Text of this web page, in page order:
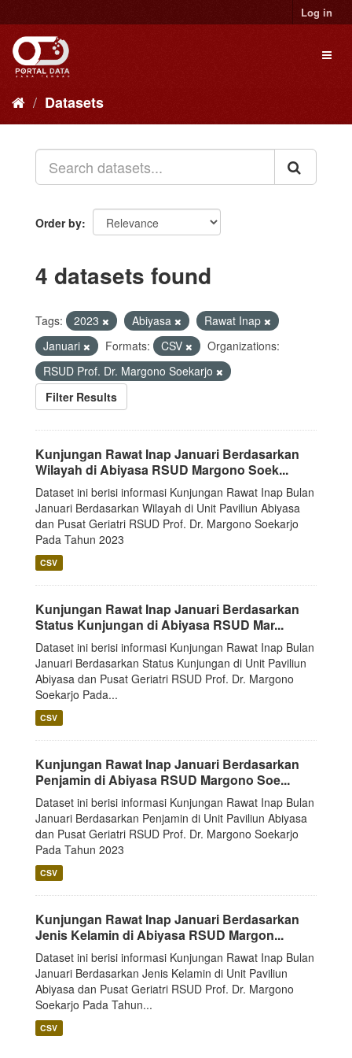
to
content
Log in
Datasets
Order by
4 datasets found
Tags: 2023 Abiyasa
Rawat Inap
Januari
Formats: CSV
Organizations:
RSUD Prof. Dr. Margono Soekarjo
Filter Results
Kunjungan Rawat Inap Januari Berdasarkan
Wilayah di Abiyasa RSUD Margono Soek...
Dataset ini berisi informasi Kunjungan Rawat Inap Bulan
Januari Berdasarkan Wilayah di Unit Paviliun Abiyasa
dan Pusat Geriatri RSUD Prof. Dr. Margono Soekarjo
Pada Tahun 2023
CSV
Kunjungan Rawat Inap Januari Berdasarkan
Status Kunjungan di Abiyasa RSUD Mar...
Dataset ini berisi informasi Kunjungan Rawat Inap Bulan
Januari Berdasarkan Status Kunjungan di Unit Paviliun
Abiyasa dan Pusat Geriatri RSUD Prof. Dr. Margono
Soekarjo Pada...
CSV
Kunjungan Rawat Inap Januari Berdasarkan
Penjamin di Abiyasa RSUD Margono Soe...
Dataset ini berisi informasi Kunjungan Rawat Inap Bulan
Januari Berdasarkan Penjamin di Unit Paviliun Abiyasa
dan Pusat Geriatri RSUD Prof. Dr. Margono Soekarjo
Pada Tahun 2023
CSV
Kunjungan Rawat Inap Januari Berdasarkan
Jenis Kelamin di Abiyasa RSUD Margon...
Dataset ini berisi informasi Kunjungan Rawat Inap Bulan
Januari Berdasarkan Jenis Kelamin di Unit Paviliun
Abiyasa dan Pusat Geriatri RSUD Prof. Dr. Margono
Soekarjo Pada Tahun...
CSV